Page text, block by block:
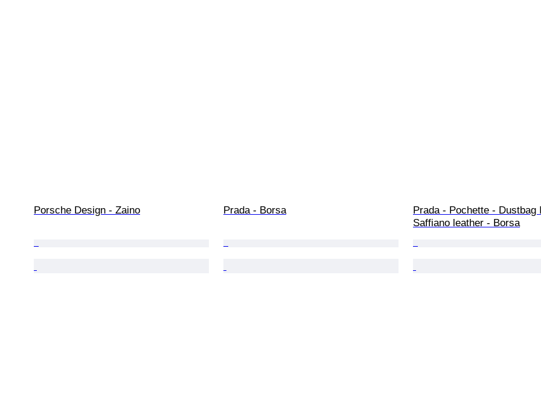
Porsche Design - Zaino Prada - Borsa
Prada - Pochette - Dustbag
Saffiano leather - Borsa